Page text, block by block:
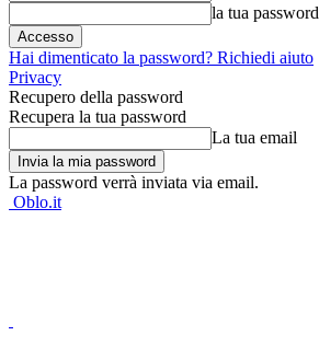
la tua password
Hai dimenticato la password? Richiedi aiuto
Privacy
Recupero della password
Recupera la tua password
La tua email
La password verrà inviata via email.
Oblo.it